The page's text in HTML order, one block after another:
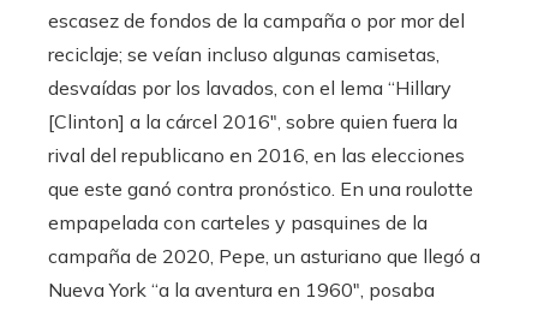
escasez de fondos de la campaña o por mor del
reciclaje; se veían incluso algunas camisetas,
desvaídas por los lavados, con el lema “Hillary
[Clinton] a la cárcel 2016″, sobre quien fuera la
rival del republicano en 2016, en las elecciones
que este ganó contra pronóstico. En una roulotte
empapelada con carteles y pasquines de la
campaña de 2020, Pepe, un asturiano que llegó a
Nueva York “a la aventura en 1960″, posaba